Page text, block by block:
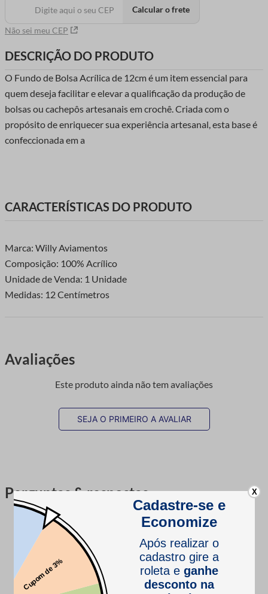
Não sei meu CEP
Calcular o frete
DESCRIÇÃO DO PRODUTO
O Fundo de Bolsa Acrílica de 12cm é um item essencial para
quem deseja facilitar e elevar a qualificação da produção de
bolsas ou cachepôs artesanais em crochê. Criada com o
propósito de enriquecer sua experiência artesanal, esta base é
confeccionada em a
CARACTERÍSTICAS DO PRODUTO
Marca: Willy Aviamentos
Composição: 100% Acrílico
Unidade de Venda: 1 Unidade
Medidas: 12 Centímetros
Avaliações
Este produto ainda não tem avaliações
SEJA O PRIMEIRO A AVALIAR
Perguntas & respostas
Este produto ainda não tem perguntas
SEJA O PRIMEIRO A PERGUNTAR
X